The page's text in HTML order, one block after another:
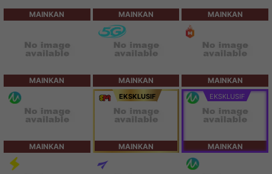
MAINKAN MAINKAN MAINKAN
MAINKAN MAINKAN MAINKAN
MAINKAN
EKSKLUSIF
MAINKAN
EKSKLUSIF
MAINKAN